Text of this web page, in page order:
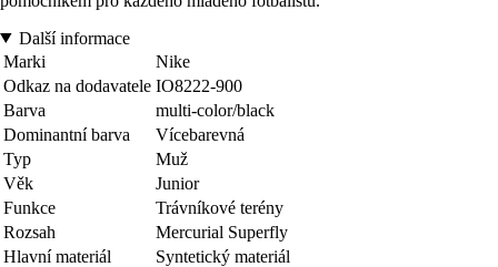
Další informace
Marki
Nike
Odkaz na dodavatele IO8222-900
Barva
multi-color/black
Dominantní barva
Vícebarevná
Typ
Muž
Věk
Junior
Funkce
Trávníkové terény
Rozsah
Mercurial Superfly
Hlavní materiál
Syntetický materiál